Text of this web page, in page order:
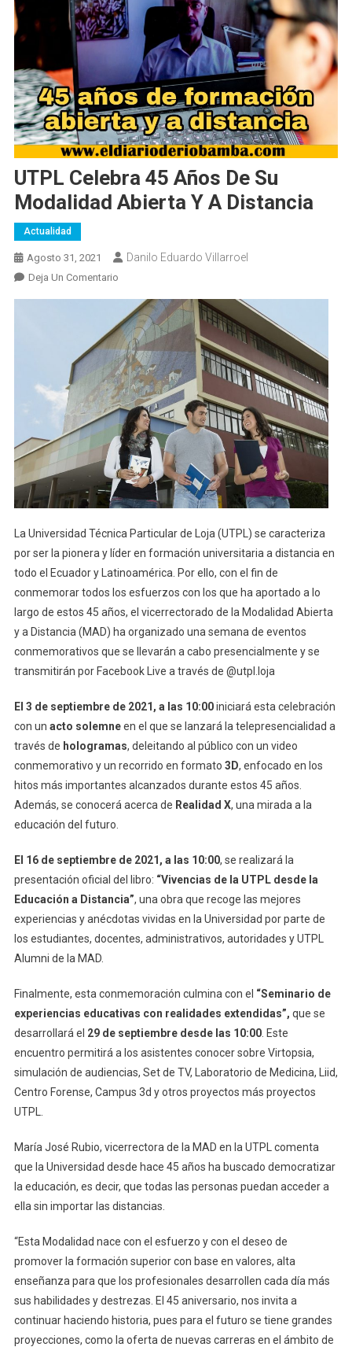
UTPL Celebra 45 Años De Su
Modalidad Abierta Y A Distancia
Actualidad
Agosto 31, 2021 Danilo Eduardo Villarroel
Deja Un ComentarioEn
Celebra
45
Años
De
Su
Modalidad
Abierta
Y
A
Distancia
La Universidad Técnica Particular de Loja (UTPL) se caracteriza
por ser la pionera y líder en formación universitaria a distancia en
todo el Ecuador y Latinoamérica. Por ello, con el fin de
conmemorar todos los esfuerzos con los que ha aportado a lo
largo de estos 45 años, el vicerrectorado de la Modalidad Abierta
y a Distancia (MAD) ha organizado una semana de eventos
conmemorativos que se llevarán a cabo presencialmente y se
transmitirán por Facebook Live a través de @utpl.loja
El 3 de septiembre de 2021, a las 10:00iniciará esta celebración
con un acto solemneen el que se lanzará la telepresencialidad a
través de hologramas, deleitando al público con un video
conmemorativo y un recorrido en formato 3D, enfocado en los
hitos más importantes alcanzados durante estos 45 años.
Además, se conocerá acerca de Realidad X, una mirada a la
educación del futuro.
El 16 de septiembre de 2021, a las 10:00, se realizará la
presentación oficial del libro: “Vivencias de la UTPL desde la
Educación a Distancia”, una obra que recoge las mejores
experiencias y anécdotas vividas en la Universidad por parte de
los estudiantes, docentes, administrativos, autoridades y UTPL
Alumni de la MAD.
Finalmente, esta conmemoración culmina con el “Seminario de
experiencias educativas con realidades extendidas”, que se
desarrollará el 29 de septiembre desde las 10:00. Este
encuentro permitirá a los asistentes conocer sobre Virtopsia,
simulación de audiencias, Set de TV, Laboratorio de Medicina, Liid,
Centro Forense, Campus 3d y otros proyectos más proyectos
UTPL.
María José Rubio, vicerrectora de la MAD en la UTPL comenta
que la Universidad desde hace 45 años ha buscado democratizar
la educación, es decir, que todas las personas puedan acceder a
ella sin importar las distancias.
“Esta Modalidad nace con el esfuerzo y con el deseo de
promover la formación superior con base en valores, alta
enseñanza para que los profesionales desarrollen cada día más
sus habilidades y destrezas. El 45 aniversario, nos invita a
continuar haciendo historia, pues para el futuro se tiene grandes
proyecciones, como la oferta de nuevas carreras en el ámbito de